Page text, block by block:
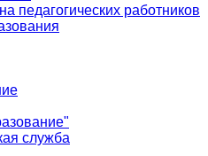
педагогических работников
служба